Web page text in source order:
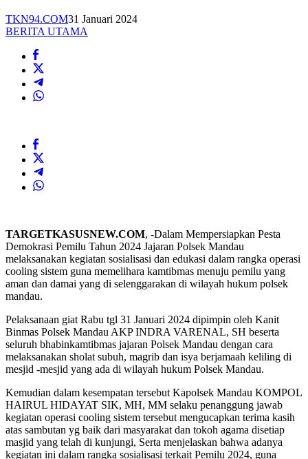
TKN94.COM31 Januari 2024
BERITA UTAMA
TARGETKASUSNEW.COM, -Dalam Mempersiapkan Pesta
Demokrasi Pemilu Tahun 2024 Jajaran Polsek Mandau
melaksanakan kegiatan sosialisasi dan edukasi dalam rangka operasi
cooling sistem guna memelihara kamtibmas menuju pemilu yang
aman dan damai yang di selenggarakan di wilayah hukum polsek
mandau.
Pelaksanaan giat Rabu tgl 31 Januari 2024 dipimpin oleh Kanit
Binmas Polsek Mandau AKP INDRA VARENAL, SH beserta
seluruh bhabinkamtibmas jajaran Polsek Mandau dengan cara
melaksanakan sholat subuh, magrib dan isya berjamaah keliling di
mesjid -mesjid yang ada di wilayah hukum Polsek Mandau.
Kemudian dalam kesempatan tersebut Kapolsek Mandau KOMPOL
HAIRUL HIDAYAT SIK, MH, MM selaku penanggung jawab
kegiatan operasi cooling sistem tersebut mengucapkan terima kasih
atas sambutan yg baik dari masyarakat dan tokoh agama disetiap
masjid yang telah di kunjungi, Serta menjelaskan bahwa adanya
kegiatan ini dalam rangka sosialisasi terkait Pemilu 2024, guna